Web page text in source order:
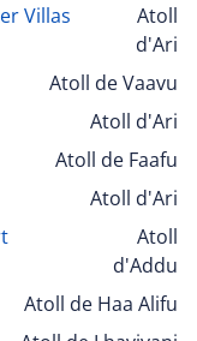
Villas
Atoll
d'Ari
Atoll de Vaavu
Atoll d'Ari
Atoll de Faafu
Atoll d'Ari
Atoll
d'Addu
Atoll de Haa Alifu